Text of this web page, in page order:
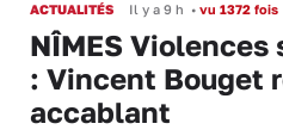
ACTUALITÉS Il y a 9 h • vu 1372 fois
NÎMES Violences
: Vincent Bouget
accablant